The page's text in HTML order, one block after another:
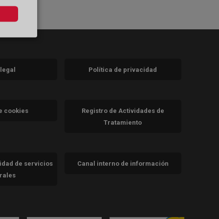
Política de privacidad
cookies
Registro de Actividades de
Tratamiento
de servicios
Canal interno de información